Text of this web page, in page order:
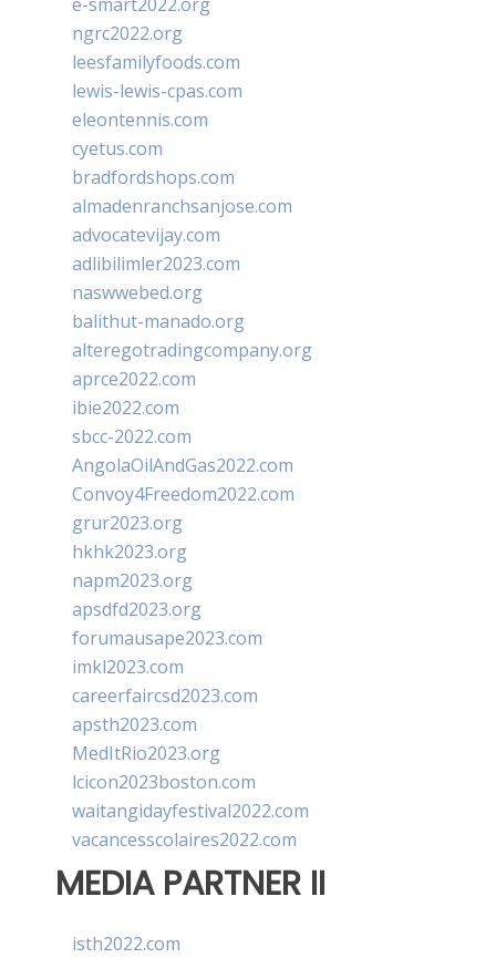
ngrc2022.org
leesfamilyfoods.com
lewis-lewis-cpas.com
eleontennis.com
cyetus.com
bradfordshops.com
almadenranchsanjose.com
advocatevijay.com
adlibilimler2023.com
naswwebed.org
balithut-manado.org
alteregotradingcompany.org
aprce2022.com
ibie2022.com
sbcc-2022.com
AngolaOilAndGas2022.com
Convoy4Freedom2022.com
grur2023.org
hkhk2023.org
napm2023.org
apsdfd2023.org
forumausape2023.com
imkl2023.com
careerfaircsd2023.com
apsth2023.com
MedItRio2023.org
lcicon2023boston.com
waitangidayfestival2022.com
vacancesscolaires2022.com
MEDIA PARTNER II
isth2022.com